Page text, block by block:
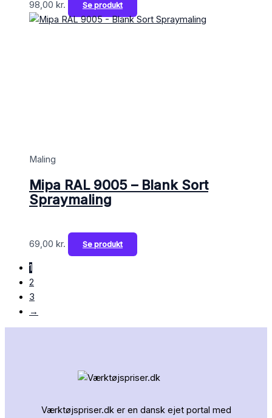
98,00 kr. Se produkt
Maling
Mipa RAL 9005 – Blank Sort
Spraymaling
69,00 kr. Se produkt
1
2
3
→
Værktøjspriser.dk er en dansk ejet portal med